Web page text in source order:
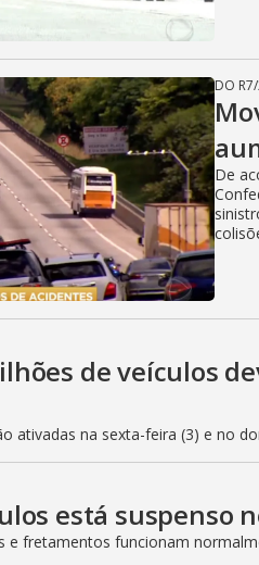
DO R7/
De
de veículos
ativadas na sexta-feira (3) e no
está suspenso
e fretamentos funcionam